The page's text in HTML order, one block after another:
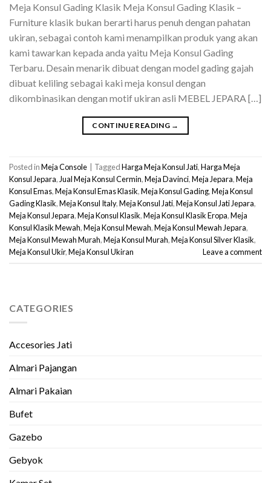
Meja Konsul Gading Klasik Meja Konsul Gading Klasik –
Furniture klasik bukan berarti harus penuh dengan pahatan
ukiran, sebagai contoh kami menampilkan produk yang akan
kami tawarkan kepada anda yaitu Meja Konsul Gading
Terbaru. Desain menarik dibuat dengan model gading gajah
dibuat keliling sebagai kaki meja konsul dengan
dikombinasikan dengan motif ukiran asli MEBEL JEPARA […]
CONTINUE READING →
Posted inMeja Console TaggedHarga Meja Konsul Jati,Harga Meja
Konsul Jepara, Jual Meja Konsul Cermin,Meja Davinci,Meja Jepara,Meja
Konsul Emas,Meja Konsul Emas Klasik,Meja Konsul Gading,Meja Konsul
Gading Klasik,Meja Konsul Italy,Meja Konsul Jati,Meja Konsul Jati Jepara,
Meja Konsul Jepara,Meja Konsul Klasik,Meja Konsul Klasik Eropa,Meja
Konsul Klasik Mewah,Meja Konsul Mewah,Meja Konsul Mewah Jepara,
Meja Konsul Mewah Murah,Meja Konsul Murah,Meja Konsul Silver Klasik,
Meja Konsul Ukir,Meja Konsul Ukiran Leave a comment
CATEGORIES
Accesories Jati
Almari Pajangan
Almari Pakaian
Bufet
Gazebo
Gebyok